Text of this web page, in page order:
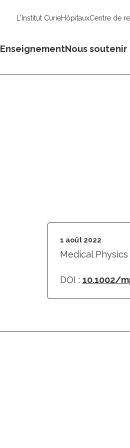
L'Institut CurieHôpitauxCentre de
EnseignementNous soutenir
1 août 2022
Medical Physics
DOI : 10.1002/